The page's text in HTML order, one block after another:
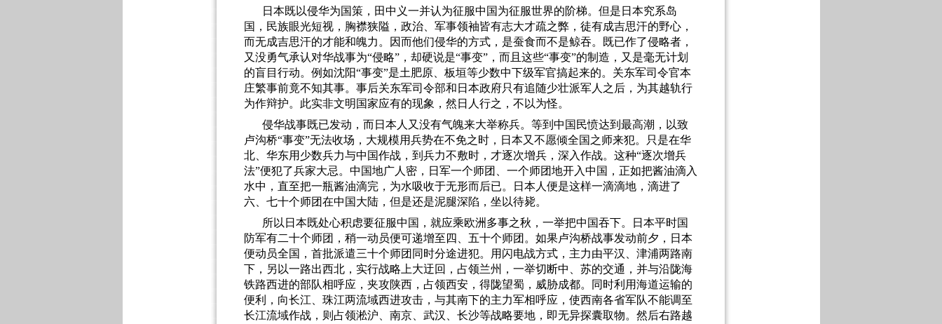
日本既以侵华为国策，田中义一并认为征服中国为征服世界的阶梯。但是日本究系岛
国，民族眼光短视，胸襟狭隘，政治、军事领袖皆有志大才疏之弊，徒有成吉思汗的野心，
而无成吉思汗的才能和魄力。因而他们侵华的方式，是蚕食而不是鲸吞。既已作了侵略者，
又没勇气承认对华战事为“侵略”，却硬说是“事变”，而且这些“事变”的制造，又是毫无计划
的盲目行动。例如沈阳“事变”是土肥原、板垣等少数中下级军官搞起来的。关东军司令官本
庄繁事前竟不知其事。事后关东军司令部和日本政府只有追随少壮派军人之后，为其越轨行
为作辩护。此实非文明国家应有的现象，然日人行之，不以为怪。
侵华战事既已发动，而日本人又没有气魄来大举称兵。等到中国民愤达到最高潮，以致
卢沟桥“事变”无法收场，大规模用兵势在不免之时，日本又不愿倾全国之师来犯。只是在华
北、华东用少数兵力与中国作战，到兵力不敷时，才逐次增兵，深入作战。这种“逐次增兵
法”便犯了兵家大忌。中国地广人密，日军一个师团、一个师团地开入中国，正如把酱油滴入
水中，直至把一瓶酱油滴完，为水吸收于无形而后已。日本人便是这样一滴滴地，滴进了
六、七十个师团在中国大陆，但是还是泥腿深陷，坐以待毙。
所以日本既处心积虑要征服中国，就应乘欧洲多事之秋，一举把中国吞下。日本平时国
防军有二十个师团，稍一动员便可递增至四、五十个师团。如果卢沟桥战事发动前夕，日本
便动员全国，首批派遣三十个师团同时分途进犯。用闪电战方式，主力由平汉、津浦两路南
下，另以一路出西北，实行战略上大迂回，占领兰州，一举切断中、苏的交通，并与沿陇海
铁路西进的部队相呼应，夹攻陕西，占领西安，得陇望蜀，威胁成都。同时利用海道运输的
便利，向长江、珠江两流域西进攻击，与其南下的主力军相呼应，使西南各省军队不能调至
长江流域作战，则占领淞沪、南京、武汉、长沙等战略要地，即无异探囊取物。然后右路越